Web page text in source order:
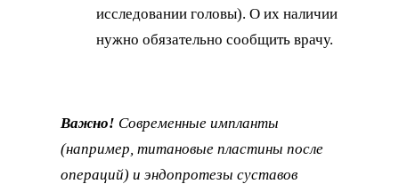
исследовании головы). О их наличии
нужно обязательно сообщить врачу.
Важно! Современные импланты
(например, титановые пластины после
операций) и эндопротезы суставов